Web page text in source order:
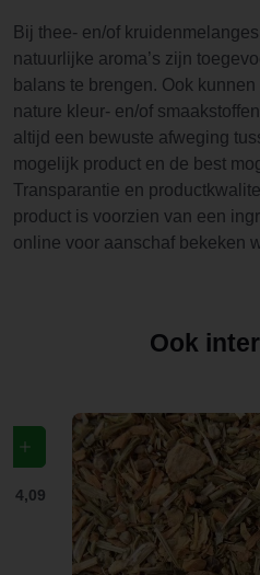
Bij thee- en/of
natuurlijke aroma’s zijn
balans te brengen. Ook
nature kleur- en/of
altijd een bewuste afweging
mogelijk product en de best
Transparantie en
product is voorzien van een
online voor aanschaf bekeken
Ook
€ 4,09